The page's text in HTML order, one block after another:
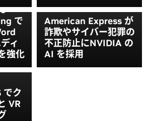
で
ィ
強化
American Express が
詐欺やサイバー犯罪の
不正防止にNVIDIA の
AI を採用
でク
VR